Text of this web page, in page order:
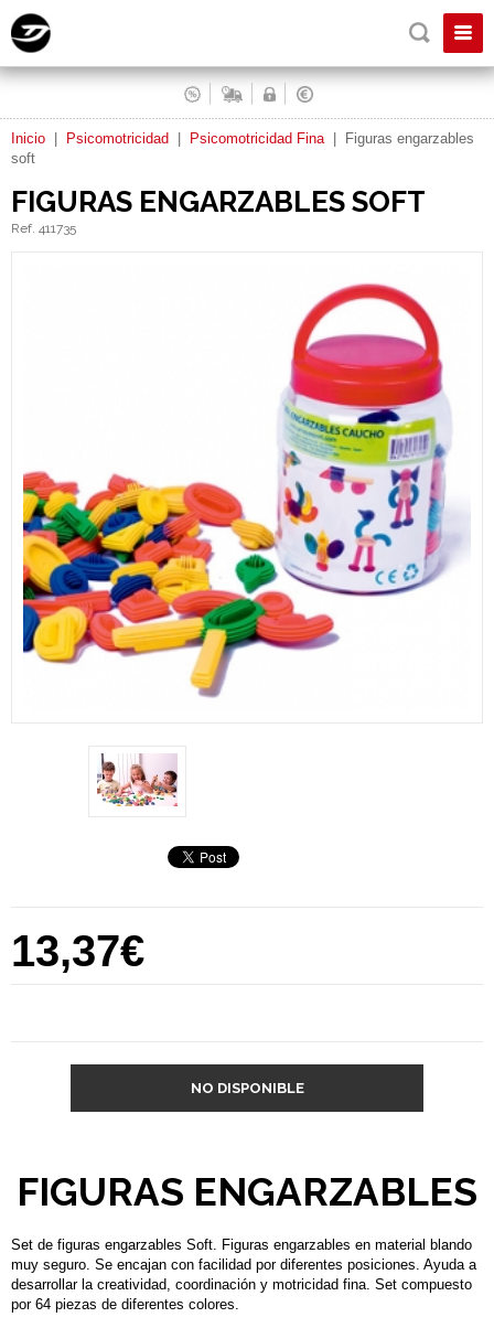
Inicio Psicomotricidad Psicomotricidad Fina|
Figuras engarzables
soft
FIGURAS ENGARZABLES SOFT
Ref. 411735
13,37€
NO DISPONIBLE
FIGURAS ENGARZABLES
Set de figuras engarzables Soft. Figuras engarzables en material blando
muy seguro. Se encajan con facilidad por diferentes posiciones. Ayuda a
desarrollar la creatividad, coordinación y motricidad fina. Set compuesto
por 64 piezas de diferentes colores.